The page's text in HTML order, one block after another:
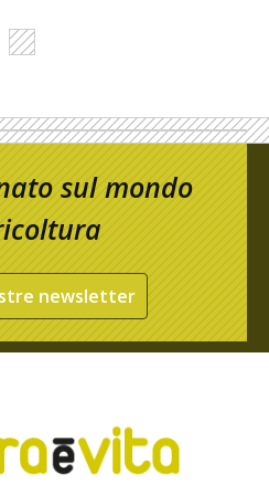
sul mondo
newsletter